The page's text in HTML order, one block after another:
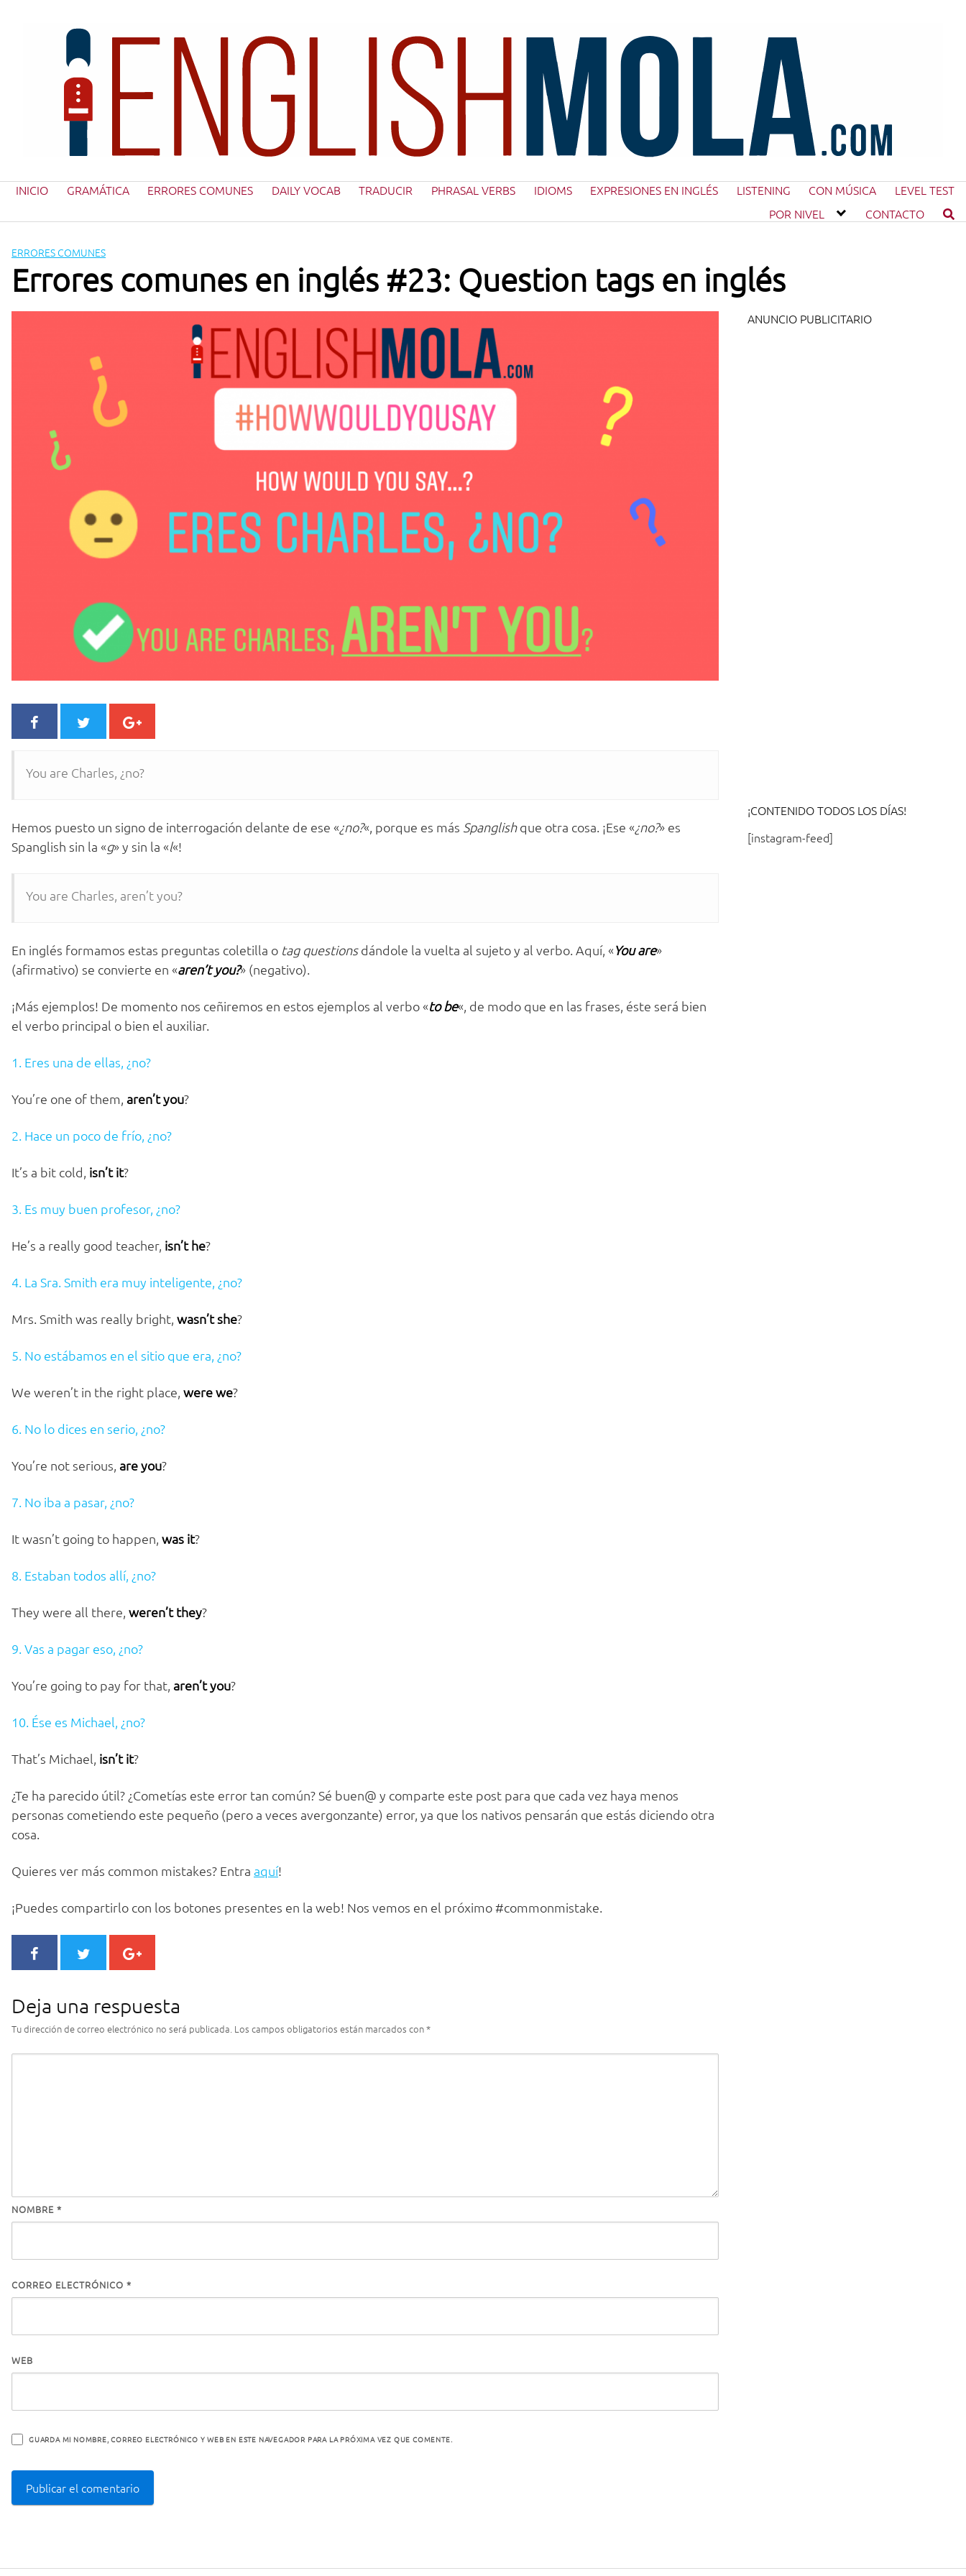
INICIO GRAMÁTICA ERRORES COMUNES DAILY VOCAB TRADUCIR PHRASAL VERBS IDIOMS EXPRESIONES EN INGLÉS LISTENING CON MÚSICA
LEVEL TEST
POR NIVEL
CONTACTO
ERRORES COMUNES
Errores comunes en inglés #23: Question tags en inglés
You are Charles, ¿no?
Hemos puesto un signo de interrogación delante de ese «¿no?«, porque es más Spanglishque otra cosa. ¡Ese «¿no?» es
Spanglish sin la «g» y sin la «l«!
You are Charles, aren’t you?
En inglés formamos estas preguntas coletilla o tag questionsdándole la vuelta al sujeto y al verbo. Aquí, «Youare»
(afirmativo) se convierte en «aren’t you?» (negativo).
¡Más ejemplos! De momento nos ceñiremos en estos ejemplos al verbo «to be«, de modo que en las frases, éste será bien
el verbo principal o bien el auxiliar.
1. Eres una de ellas, ¿no?
You’re one of them, aren’t you?
2. Hace un poco de frío, ¿no?
It’s a bit cold, isn’t it?
3. Es muy buen profesor, ¿no?
He’s a really good teacher, isn’t he?
4. La Sra. Smith era muy inteligente, ¿no?
Mrs. Smith was really bright, wasn’t she?
5. No estábamos en el sitio que era, ¿no?
We weren’t in the right place, were we?
6. No lo dices en serio, ¿no?
You’re not serious, are you?
7. No iba a pasar, ¿no?
It wasn’t going to happen, was it?
8. Estaban todos allí, ¿no?
They were all there, weren’t they?
9. Vas a pagar eso, ¿no?
You’re going to pay for that, aren’t you?
10. Ése es Michael, ¿no?
That’s Michael, isn’t it?
¿Te ha parecido útil? ¿Cometías este error tan común? Sé buen@ y comparte este post para que cada vez haya menos
personas cometiendo este pequeño (pero a veces avergonzante) error, ya que los nativos pensarán que estás diciendo otra
cosa.
Quieres ver más common mistakes? Entra aquí!
¡Puedes compartirlo con los botones presentes en la web! Nos vemos en el próximo #commonmistake.
Deja una respuesta
Tu dirección de correo electrónico no será publicada. Los campos obligatorios están marcados con*
NOMBRE *
CORREO ELECTRÓNICO *
WEB
GUARDA MI NOMBRE, CORREO ELECTRÓNICO Y WEB EN ESTE NAVEGADOR PARA LA PRÓXIMA VEZ QUE COMENTE.
ANUNCIO PUBLICITARIO
¡CONTENIDO TODOS LOS DÍAS!
[instagram-feed]